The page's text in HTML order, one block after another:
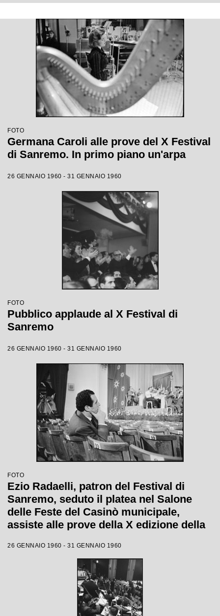
FOTO
Germana Caroli alle prove del X Festival
di Sanremo. In primo piano un'arpa
26 GENNAIO 1960 - 31 GENNAIO 1960
FOTO
Pubblico applaude al X Festival di
Sanremo
26 GENNAIO 1960 - 31 GENNAIO 1960
FOTO
Ezio Radaelli, patron del Festival di
Sanremo, seduto il platea nel Salone
delle Feste del Casinò municipale,
assiste alle prove della X edizione della
26 GENNAIO 1960 - 31 GENNAIO 1960